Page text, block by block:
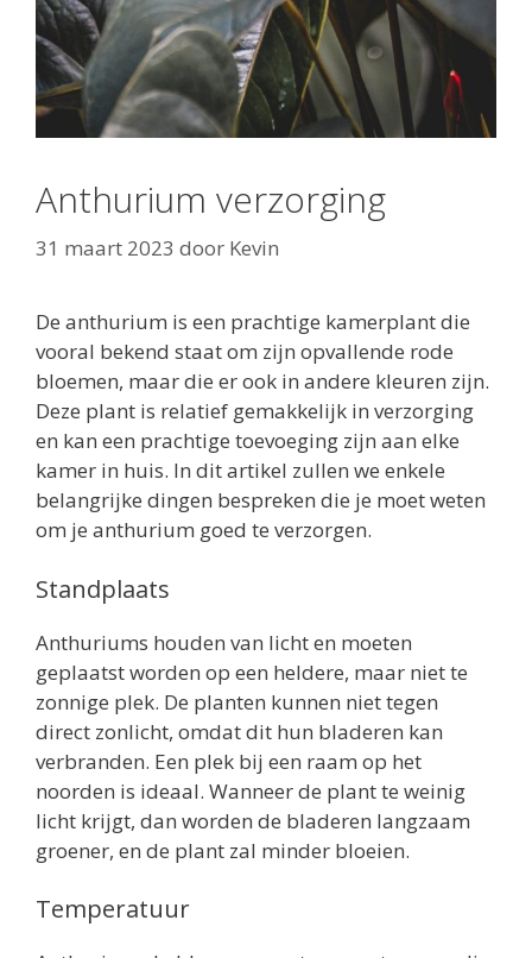
Anthurium verzorging
31 maart 2023 door Kevin
De anthurium is een prachtige kamerplant die
vooral bekend staat om zijn opvallende rode
bloemen, maar die er ook in andere kleuren zijn.
Deze plant is relatief gemakkelijk in verzorging
en kan een prachtige toevoeging zijn aan elke
kamer in huis. In dit artikel zullen we enkele
belangrijke dingen bespreken die je moet weten
om je anthurium goed te verzorgen.
Standplaats
Anthuriums houden van licht en moeten
geplaatst worden op een heldere, maar niet te
zonnige plek. De planten kunnen niet tegen
direct zonlicht, omdat dit hun bladeren kan
verbranden. Een plek bij een raam op het
noorden is ideaal. Wanneer de plant te weinig
licht krijgt, dan worden de bladeren langzaam
groener, en de plant zal minder bloeien.
Temperatuur